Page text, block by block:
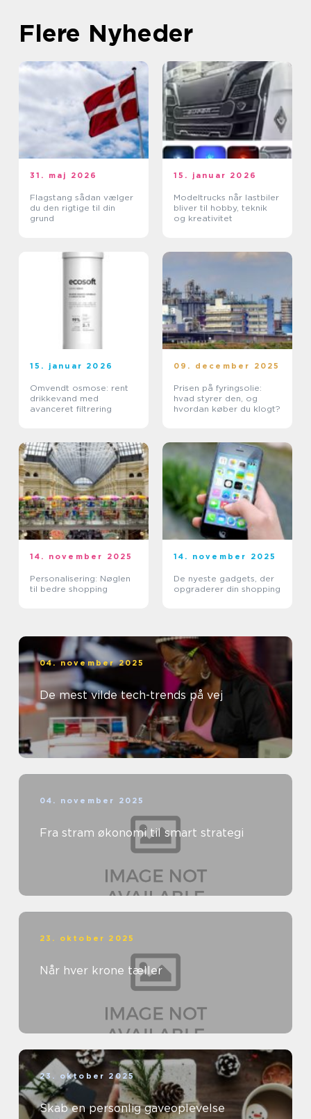
Flere Nyheder
31. maj 2026
Flagstang sådan vælger
du den rigtige til din
grund
15. januar 2026
Modeltrucks når lastbiler
bliver til hobby, teknik
og kreativitet
15. januar 2026
Omvendt osmose: rent
drikkevand med
avanceret filtrering
09. december 2025
Prisen på fyringsolie:
hvad styrer den, og
hvordan køber du klogt?
14. november 2025
Personalisering: Nøglen
til bedre shopping
14. november 2025
De nyeste gadgets, der
opgraderer din shopping
04. november 2025
De mest vilde tech-trends på vej
04. november 2025
Fra stram økonomi til smart strategi
23. oktober 2025
Når hver krone tæller
23. oktober 2025
Skab en personlig gaveoplevelse